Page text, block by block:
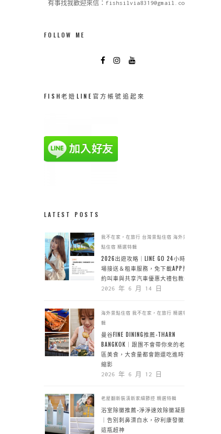
有事找我歡迎來信：fishsilvia8319@gmail.com
FOLLOW ME
FISH老妞LINE官方帳號追起來
LATEST POSTS
我不在家，在旅行 台灣景點住宿 海外景
點住宿 精選特輯
2026出遊攻略｜LINE GO 24小時機
場接送＆租車服務，免下載APP預
約叫車與共享汽車優惠大禮包教學
2026 年 6 月 14 日
海外景點住宿 我不在家，在旅行 精選特
輯
曼谷FINE DINING推薦-THARN
BANGKOK｜跟團不會帶你來的老城
區美食，大食量都會飽還吃進時空
縮影
2026 年 6 月 12 日
老屋翻新裝潢新家細節控 精選特輯
浴室除黴推薦-淨淨速效除黴凝膠
｜告別刺鼻漂白水，矽利康發黴靠
這瓶超神